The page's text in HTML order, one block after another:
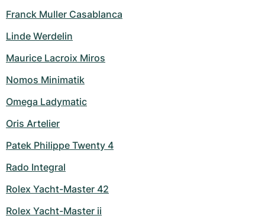
Franck Muller Casablanca
Linde Werdelin
Maurice Lacroix Miros
Nomos Minimatik
Omega Ladymatic
Oris Artelier
Patek Philippe Twenty 4
Rado Integral
Rolex Yacht-Master 42
Rolex Yacht-Master ii